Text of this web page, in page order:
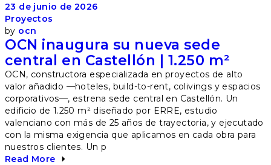
23 de junio de 2026
Proyectos
by ocn
OCN inaugura su nueva sede
central en Castellón | 1.250 m²
OCN, constructora especializada en proyectos de alto
valor añadido —hoteles, build-to-rent, colivings y espacios
corporativos—, estrena sede central en Castellón. Un
edificio de 1.250 m² diseñado por ERRE, estudio
valenciano con más de 25 años de trayectoria, y ejecutado
con la misma exigencia que aplicamos en cada obra para
nuestros clientes. Un p
Read More